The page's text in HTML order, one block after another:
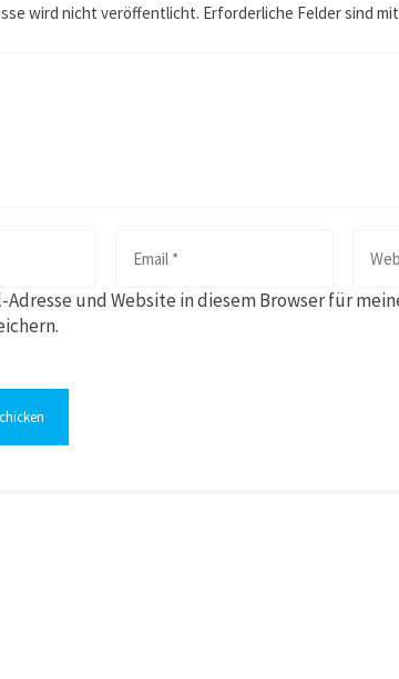
wird nicht veröffentlicht. Erforderliche Felder sind mit
Adresse und Website in diesem Browser für